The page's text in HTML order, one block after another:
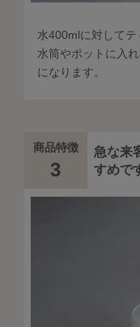
水400mlに対してテ
水筒やポットに入
になります。
商品特徴
3
急な来
すめで